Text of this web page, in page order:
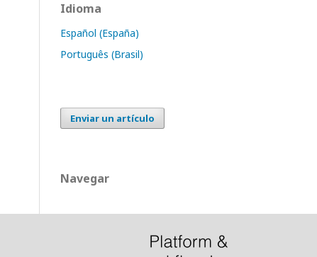
Idioma
Español (España)
Português (Brasil)
Enviar un artículo
Navegar